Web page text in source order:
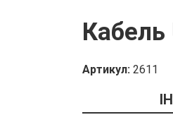
Батарейки
Зарядні
Зарядки та
Артикул: 2611